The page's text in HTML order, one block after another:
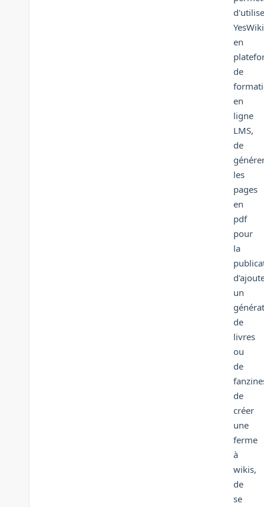
YesWiki
en
de
en
ligne
LMS,
de
les
pages
en
pdf
pour
la
un
de
livres
ou
de
de
créer
une
ferme
à
wikis,
de
se